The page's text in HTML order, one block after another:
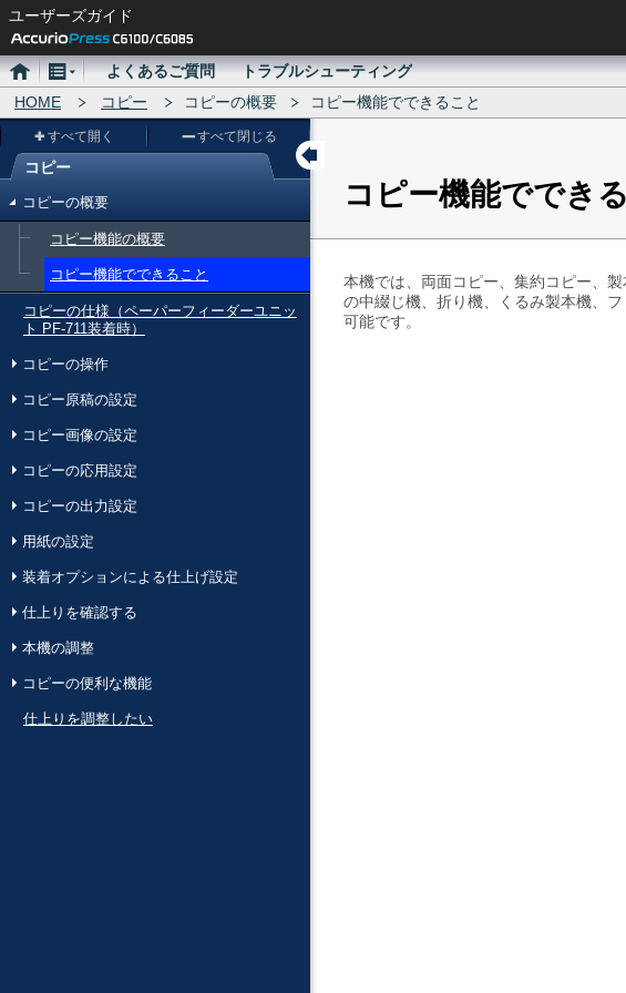
ユーザーズガイド
ホ
ー
メ
ニ
ュ
ー
よくあるご質問
トラブルシューティング
HOME
コピー コピーの概要 コピー機能でできること
ニ
コピー
すべて開く すべて閉じる
コピーの概要
コピー機能の概要
コピー機能でできること
コピーの仕様（ペーパーフィーダーユニッ
ト PF-711装着時）
コピーの操作
コピー原稿の設定
コピー画像の設定
コピーの応用設定
コピーの出力設定
用紙の設定
装着オプションによる仕上げ設定
仕上りを確認する
本機の調整
コピーの便利な機能
仕上りを調整したい
コピー機能ででき
本機では、両面コピー、集約コピー、
の中綴じ機、折り機、くるみ製本機、
可能です。